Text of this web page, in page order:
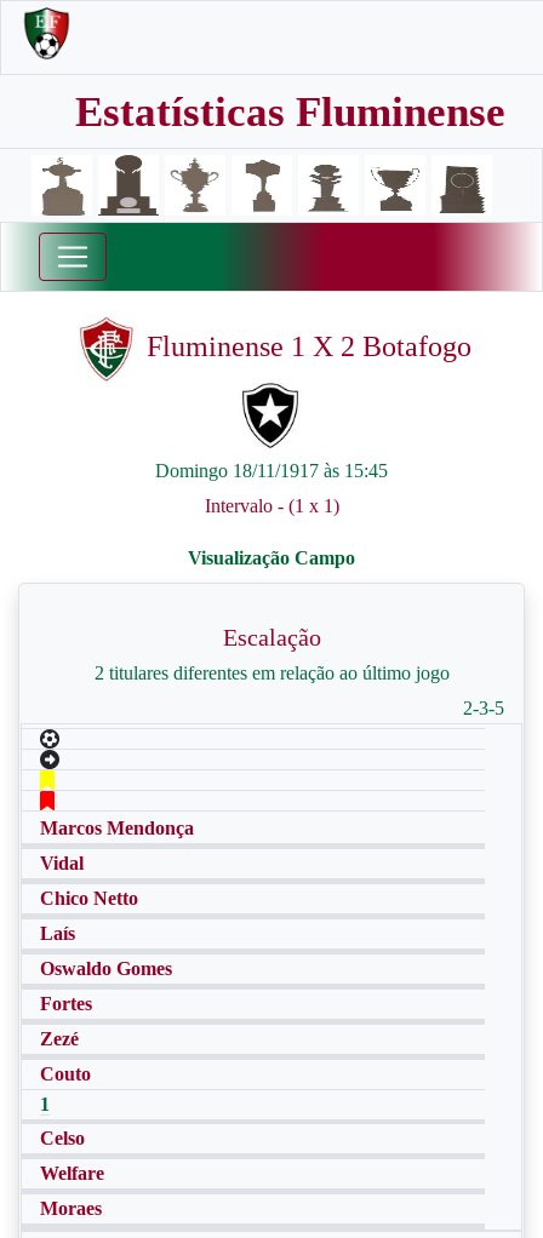
Estatísticas Fluminense
Fluminense 1 X 2 Botafogo
Domingo 18/11/1917 às 15:45
Intervalo - (1 x 1)
Escalação
2 titulares diferentes em relação ao último jogo
2-3-5
Marcos Mendonça
Vidal
Chico Netto
Laís
Oswaldo Gomes
Fortes
Zezé
Couto
1
Celso
Welfare
Moraes